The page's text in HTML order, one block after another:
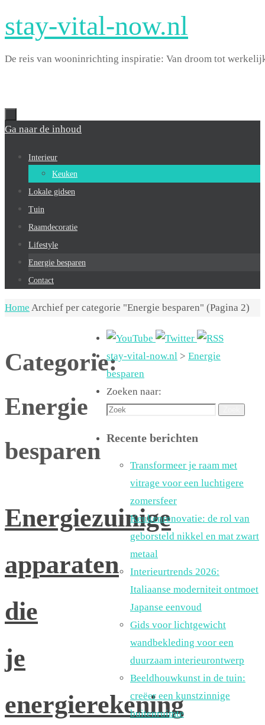
stay-vital-now.nl
De reis van wooninrichting inspiratie: Van droom tot
Ga naar de inhoud
Interieur
Keuken
Lokale gidsen
Tuin
Raamdecoratie
Lifestyle
Energie besparen
Contact
Home Archief per categorie "Energie besparen" (Pagina 2)
Categorie:
Energie
besparen
Energiezuinige
apparaten
die
je
energierekening
stay-vital-now.nl > Energie
besparen
Zoeken naar:
Recente berichten
Transformeer je raam met
vitrage voor een luchtigere
zomersfeer
Keukenrenovatie: de rol van
geborsteld nikkel en mat zwart
metaal
Interieurtrends 2026:
Italiaanse moderniteit ontmoet
Japanse eenvoud
Gids voor lichtgewicht
wandbekleding voor een
duurzaam interieurontwerp
Beeldhouwkunst in de tuin:
creëer een kunstzinnige
buitenruimte